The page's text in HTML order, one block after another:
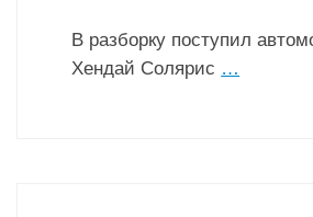
В разборку поступил
Хендай Солярис …